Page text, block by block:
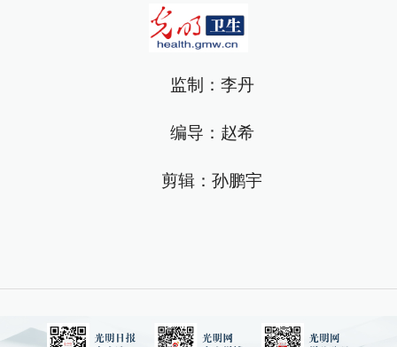
监制：李丹
编导：赵希
剪辑：孙鹏宇